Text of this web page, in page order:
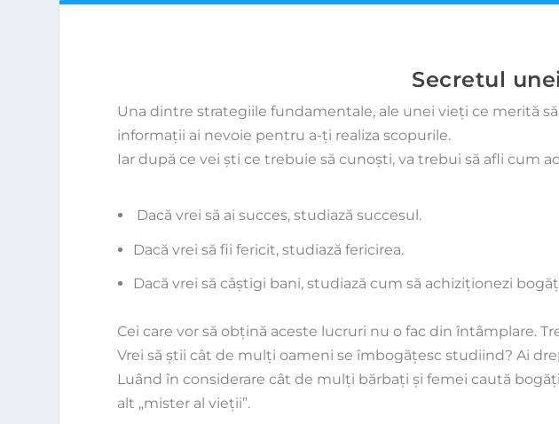
Secretul
Una dintre strategiile fundamentale, ale unei vieţi ce merită
informaţii ai nevoie pentru a-ţi realiza scopurile.
Iar după ce vei şti ce trebuie să cunoşti, va trebui să afli cum
Dacă vrei să ai succes, studiază succesul.
Dacă vrei să fii fericit, studiază fericirea.
Dacă vrei să câştigi bani, studiază cum să achiziţionezi
Cei care vor să obţină aceste lucruri nu o fac din întâmplare.
Vrei să ştii cât de mulţi oameni se îmbogăţesc studiind? Ai
Luând în considerare cât de mulţi bărbaţi şi femei caută
alt „mister al vieţii”.